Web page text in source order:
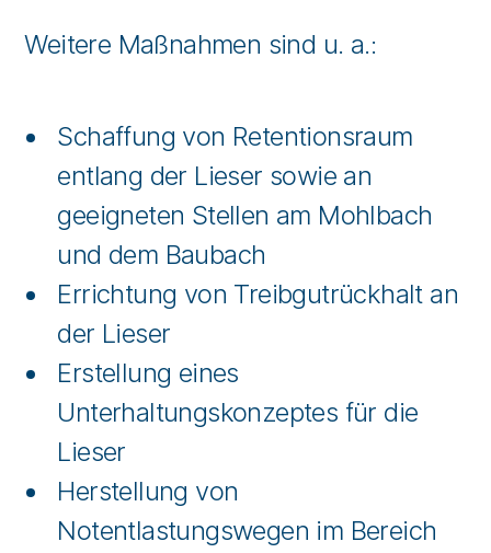
Weitere Maßnahmen sind u. a.:
Schaffung von Retentionsraum
entlang der Lieser sowie an
geeigneten Stellen am Mohlbach
und dem Baubach
Errichtung von Treibgutrückhalt an
der Lieser
Erstellung eines
Unterhaltungskonzeptes für die
Lieser
Herstellung von
Notentlastungswegen im Bereich